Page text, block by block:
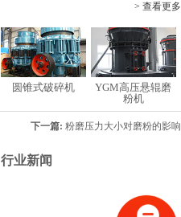
> 查看更多
圆锥式破碎机
YGM高压悬辊磨
粉机
下一篇: 粉磨压力大小对磨粉的影响
行业新闻